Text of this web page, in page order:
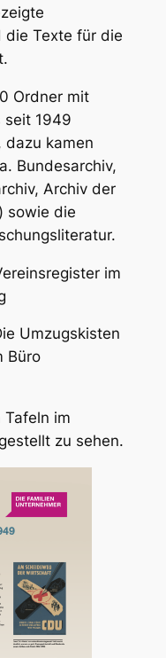
Texte für die
Ordner mit
seit 1949
kamen
Bundesarchiv,
Archiv der
sowie die
im
Umzugskisten
Büro
Tafeln im
zu sehen.